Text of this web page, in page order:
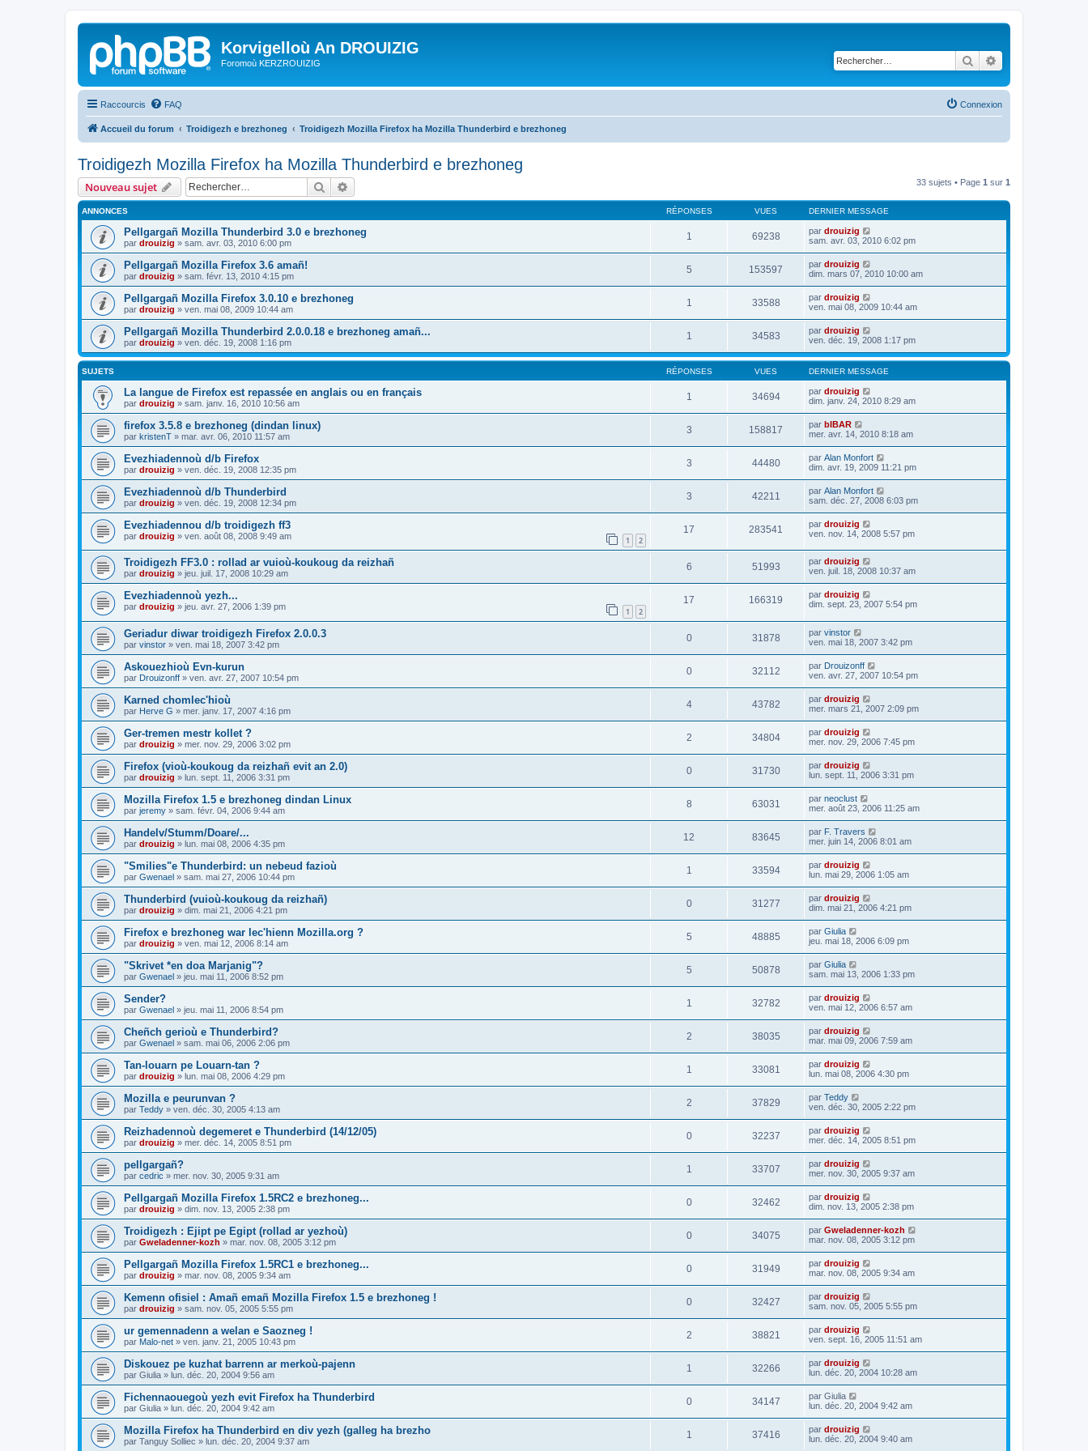
Korvigelloù An DROUIZIG
Foromoù KERZROUIZIG Rechercher
Raccourcis FAQ Connexion
Accueil du forum Troidigezh e brezhoneg Troidigezh Mozilla Firefox ha Mozilla Thunderbird e brezhoneg
Troidigezh Mozilla Firefox ha Mozilla Thunderbird e brezhoneg
Nouveau sujet Rechercher 33 sujets • Page 1 sur 1
ANNONCES RÉPONSES VUES DERNIER MESSAGE
Pellgargañ Mozilla Thunderbird 3.0 e brezhoneg
par drouizig » sam. avr. 03, 2010 6:00 pm
1 69238 par drouizig
sam. avr. 03, 2010 6:02 pm
Pellgargañ Mozilla Firefox 3.6 amañ!
par drouizig » sam. févr. 13, 2010 4:15 pm
5 153597 par drouizig
dim. mars 07, 2010 10:00 am
Pellgargañ Mozilla Firefox 3.0.10 e brezhoneg
par drouizig » ven. mai 08, 2009 10:44 am
1 33588 par drouizig
ven. mai 08, 2009 10:44 am
Pellgargañ Mozilla Thunderbird 2.0.0.18 e brezhoneg amañ...
par drouizig » ven. déc. 19, 2008 1:16 pm
1 34583 par drouizig
ven. déc. 19, 2008 1:17 pm
SUJETS RÉPONSES VUES DERNIER MESSAGE
La langue de Firefox est repassée en anglais ou en français
par drouizig » sam. janv. 16, 2010 10:56 am
1 34694 par drouizig
dim. janv. 24, 2010 8:29 am
firefox 3.5.8 e brezhoneg (dindan linux)
par kristenT » mar. avr. 06, 2010 11:57 am
3 158817 par bIBAR
mer. avr. 14, 2010 8:18 am
Evezhiadennoù d/b Firefox
par drouizig » ven. déc. 19, 2008 12:35 pm
3 44480 par Alan Monfort
dim. avr. 19, 2009 11:21 pm
Evezhiadennoù d/b Thunderbird
par drouizig » ven. déc. 19, 2008 12:34 pm
3 42211 par Alan Monfort
sam. déc. 27, 2008 6:03 pm
Evezhiadennou d/b troidigezh ff3
par drouizig » ven. août 08, 2008 9:49 am 1 2
17 283541 par drouizig
ven. nov. 14, 2008 5:57 pm
Troidigezh FF3.0 : rollad ar vuioù-koukoug da reizhañ
par drouizig » jeu. juil. 17, 2008 10:29 am
6 51993 par drouizig
ven. juil. 18, 2008 10:37 am
Evezhiadennoù yezh...
par drouizig » jeu. avr. 27, 2006 1:39 pm 1 2
17 166319 par drouizig
dim. sept. 23, 2007 5:54 pm
Geriadur diwar troidigezh Firefox 2.0.0.3
par vinstor » ven. mai 18, 2007 3:42 pm
0 31878 par vinstor
ven. mai 18, 2007 3:42 pm
Askouezhioù Evn-kurun
par Drouizonff » ven. avr. 27, 2007 10:54 pm
0 32112 par Drouizonff
ven. avr. 27, 2007 10:54 pm
Karned chomlec'hioù
par Herve G » mer. janv. 17, 2007 4:16 pm
4 43782 par drouizig
mer. mars 21, 2007 2:09 pm
Ger-tremen mestr kollet ?
par drouizig » mer. nov. 29, 2006 3:02 pm
2 34804 par drouizig
mer. nov. 29, 2006 7:45 pm
Firefox (vioù-koukoug da reizhañ evit an 2.0)
par drouizig » lun. sept. 11, 2006 3:31 pm
0 31730 par drouizig
lun. sept. 11, 2006 3:31 pm
Mozilla Firefox 1.5 e brezhoneg dindan Linux
par jeremy » sam. févr. 04, 2006 9:44 am
8 63031 par neoclust
mer. août 23, 2006 11:25 am
Handelv/Stumm/Doare/...
par drouizig » lun. mai 08, 2006 4:35 pm
12 83645 par F. Travers
mer. juin 14, 2006 8:01 am
"Smilies"e Thunderbird: un nebeud fazioù
par Gwenael » sam. mai 27, 2006 10:44 pm
1 33594 par drouizig
lun. mai 29, 2006 1:05 am
Thunderbird (vuioù-koukoug da reizhañ)
par drouizig » dim. mai 21, 2006 4:21 pm
0 31277 par drouizig
dim. mai 21, 2006 4:21 pm
Firefox e brezhoneg war lec'hienn Mozilla.org ?
par drouizig » ven. mai 12, 2006 8:14 am
5 48885 par Giulia
jeu. mai 18, 2006 6:09 pm
"Skrivet *en doa Marjanig"?
par Gwenael » jeu. mai 11, 2006 8:52 pm
5 50878 par Giulia
sam. mai 13, 2006 1:33 pm
Sender?
par Gwenael » jeu. mai 11, 2006 8:54 pm
1 32782 par drouizig
ven. mai 12, 2006 6:57 am
Cheñch gerioù e Thunderbird?
par Gwenael » sam. mai 06, 2006 2:06 pm
2 38035 par drouizig
mar. mai 09, 2006 7:59 am
Tan-louarn pe Louarn-tan ?
par drouizig » lun. mai 08, 2006 4:29 pm
1 33081 par drouizig
lun. mai 08, 2006 4:30 pm
Mozilla e peurunvan ?
par Teddy » ven. déc. 30, 2005 4:13 am
2 37829 par Teddy
ven. déc. 30, 2005 2:22 pm
Reizhadennoù degemeret e Thunderbird (14/12/05)
par drouizig » mer. déc. 14, 2005 8:51 pm
0 32237 par drouizig
mer. déc. 14, 2005 8:51 pm
pellgargañ?
par cedric » mer. nov. 30, 2005 9:31 am
1 33707 par drouizig
mer. nov. 30, 2005 9:37 am
Pellgargañ Mozilla Firefox 1.5RC2 e brezhoneg...
par drouizig » dim. nov. 13, 2005 2:38 pm
0 32462 par drouizig
dim. nov. 13, 2005 2:38 pm
Troidigezh : Ejipt pe Egipt (rollad ar yezhoù)
par Gweladenner-kozh » mar. nov. 08, 2005 3:12 pm
0 34075 par Gweladenner-kozh
mar. nov. 08, 2005 3:12 pm
Pellgargañ Mozilla Firefox 1.5RC1 e brezhoneg...
par drouizig » mar. nov. 08, 2005 9:34 am
0 31949 par drouizig
mar. nov. 08, 2005 9:34 am
Kemenn ofisiel : Amañ emañ Mozilla Firefox 1.5 e brezhoneg !
par drouizig » sam. nov. 05, 2005 5:55 pm
0 32427 par drouizig
sam. nov. 05, 2005 5:55 pm
ur gemennadenn a welan e Saozneg !
par Malo-net » ven. janv. 21, 2005 10:43 pm
2 38821 par drouizig
ven. sept. 16, 2005 11:51 am
Diskouez pe kuzhat barrenn ar merkoù-pajenn
par Giulia » lun. déc. 20, 2004 9:56 am
1 32266 par drouizig
lun. déc. 20, 2004 10:28 am
Fichennaouegoù yezh evit Firefox ha Thunderbird
par Giulia » lun. déc. 20, 2004 9:42 am
0 34147 par Giulia
lun. déc. 20, 2004 9:42 am
Mozilla Firefox ha Thunderbird en div yezh (galleg ha brezho
par Tanguy Solliec » lun. déc. 20, 2004 9:37 am
1 37416 par drouizig
lun. déc. 20, 2004 9:40 am